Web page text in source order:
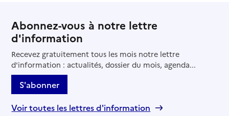
Abonnez-vous à notre lettre
d'information
Recevez gratuitement tous les mois notre lettre
d'information : actualités, dossier du mois, agenda...
S'abonner
Voir toutes les lettres d'information